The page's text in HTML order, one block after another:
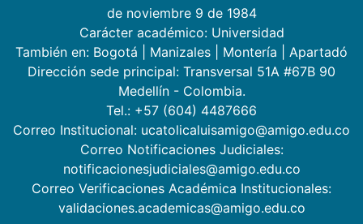
de noviembre 9 de 1984
Carácter académico: Universidad
También en: Bogotá Manizales Montería
Apartadó
Dirección sede principal: Transversal 51A #67B 90
Medellín - Colombia.
Tel.: +57 (604) 4487666
Correo Institucional: ucatolicaluisamigo@amigo.edu.co
Correo Notificaciones Judiciales:
notificacionesjudiciales@amigo.edu.co
Correo Verificaciones Académica Institucionales:
validaciones.academicas@amigo.edu.co